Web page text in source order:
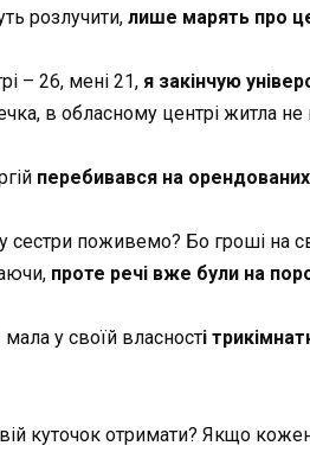
розлучити, лише марять про
– 26, мені 21, я закінчую
в обласному центрі житла не
перебивався на
поживемо? Бо гроші на
проте речі вже були на
у своїй власності
куточок отримати? Якщо